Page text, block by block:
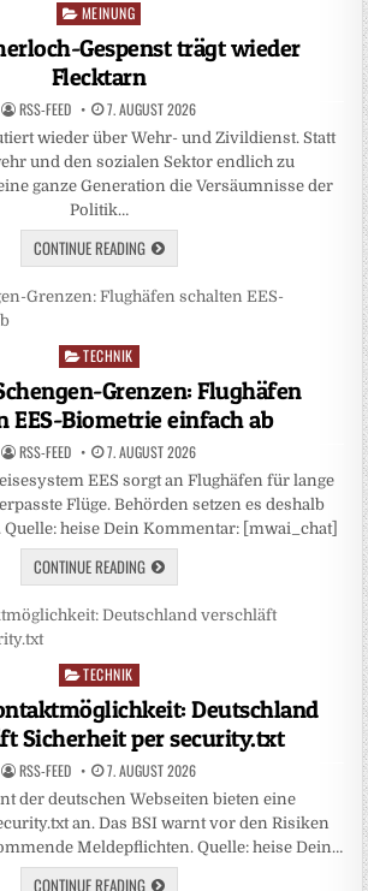
Posted
in
MEINUNG
Gespenst trägt wieder
Flecktarn
RSS-FEED 7. AUGUST 2026
wieder über Wehr- und Zivildienst. Statt
und den sozialen Sektor endlich zu
ganze Generation die Versäumnisse der
Politik…
CONTINUE READING
Posted
TECHNIK
Grenzen: Flughäfen
EES-Biometrie einfach ab
RSS-FEED 7. AUGUST 2026
EES sorgt an Flughäfen für lange
Flüge. Behörden setzen es deshalb
heise Dein Kommentar: [mwai_chat]
CONTINUE READING
Posted
TECHNIK
Deutschland
Sicherheit per security.txt
RSS-FEED 7. AUGUST 2026
der deutschen Webseiten bieten eine
an. Das BSI warnt vor den Risiken
Meldepflichten. Quelle: heise Dein…
CONTINUE READING